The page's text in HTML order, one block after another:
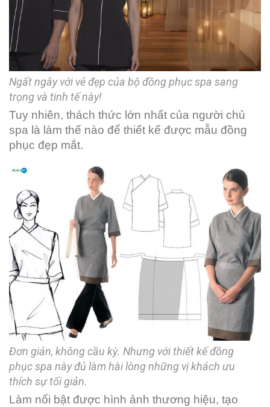
Ngất ngây với vẻ đẹp của bộ đồng phục spa sang
trọng và tinh tế này!
Tuy nhiên, thách thức lớn nhất của người chủ
spa là làm thế nào để thiết kế được mẫu đồng
phục đẹp mắt.
Đơn giản, không cầu kỳ. Nhưng với thiết kế đồng
phục spa này đủ làm hài lòng những vị khách ưu
thích sự tối giản.
Làm nổi bật được hình ảnh thương hiệu, tạo